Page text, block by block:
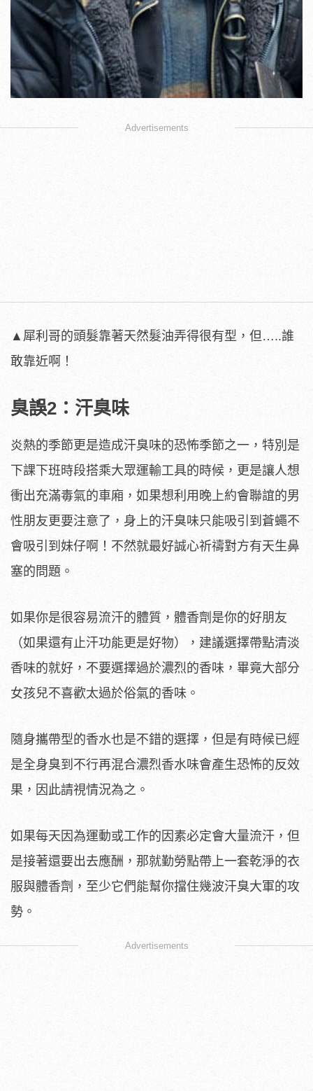
Advertisements
▲犀利哥的頭髮靠著天然髮油弄得很有型，但…..誰
敢靠近啊！
臭誤2：汗臭味
炎熱的季節更是造成汗臭味的恐怖季節之一，特別是
下課下班時段搭乘大眾運輸工具的時候，更是讓人想
衝出充滿毒氣的車廂，如果想利用晚上約會聯誼的男
性朋友更要注意了，身上的汗臭味只能吸引到蒼蠅不
會吸引到妹仔啊！不然就最好誠心祈禱對方有天生鼻
塞的問題。
如果你是很容易流汗的體質，體香劑是你的好朋友
（如果還有止汗功能更是好物），建議選擇帶點清淡
香味的就好，不要選擇過於濃烈的香味，畢竟大部分
女孩兒不喜歡太過於俗氣的香味。
隨身攜帶型的香水也是不錯的選擇，但是有時候已經
是全身臭到不行再混合濃烈香水味會產生恐怖的反效
果，因此請視情況為之。
如果每天因為運動或工作的因素必定會大量流汗，但
是接著還要出去應酬，那就勤勞點帶上一套乾淨的衣
服與體香劑，至少它們能幫你擋住幾波汗臭大軍的攻
勢。
Advertisements